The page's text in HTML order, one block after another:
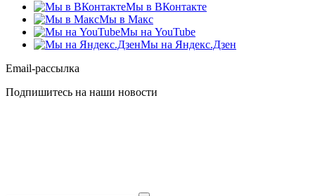
Мы в ВКонтакте
Мы в Макс
Мы на YouTube
Мы на Яндекс.Дзен
Email-рассылка
Подпишитесь на наши новости